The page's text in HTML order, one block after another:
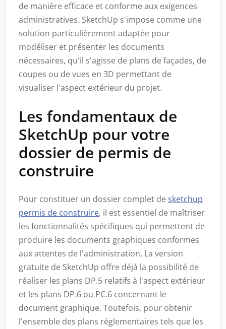
de manière efficace et conforme aux exigences
administratives. SketchUp s'impose comme une
solution particulièrement adaptée pour
modéliser et présenter les documents
nécessaires, qu'il s'agisse de plans de façades, de
coupes ou de vues en 3D permettant de
visualiser l'aspect extérieur du projet.
Les fondamentaux de
SketchUp pour votre
dossier de permis de
construire
Pour constituer un dossier complet de sketchup
permis de construire, il est essentiel de maîtriser
les fonctionnalités spécifiques qui permettent de
produire les documents graphiques conformes
aux attentes de l'administration. La version
gratuite de SketchUp offre déjà la possibilité de
réaliser les plans DP.5 relatifs à l'aspect extérieur
et les plans DP.6 ou PC.6 concernant le
document graphique. Toutefois, pour obtenir
l'ensemble des plans réglementaires tels que les